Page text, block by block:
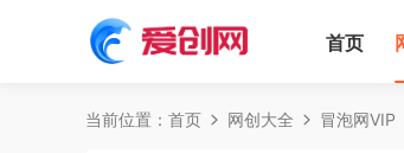
首页
当前位置： 首页 网创大全 冒泡网VIP